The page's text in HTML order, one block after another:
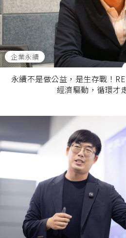
企業永續
永續不是做公益，是生存戰！
經濟驅動，循環才